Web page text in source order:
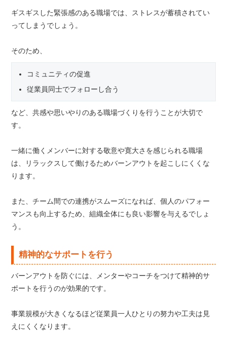
ギスギスした緊張感のある職場では、ストレスが蓄積されてい
ってしまうでしょう。
そのため、
コミュニティの促進
従業員同士でフォローし合う
など、共感や思いやりのある職場づくりを行うことが大切で
す。
一緒に働くメンバーに対する敬意や寛大さを感じられる職場
は、リラックスして働けるためバーンアウトを起こしにくくな
ります。
また、チーム間での連携がスムーズになれば、個人のパフォー
マンスも向上するため、組織全体にも良い影響を与えるでしょ
う。
精神的なサポートを行う
バーンアウトを防ぐには、メンターやコーチをつけて精神的サ
ポートを行うのが効果的です。
事業規模が大きくなるほど従業員一人ひとりの努力や工夫は見
えにくくなります。